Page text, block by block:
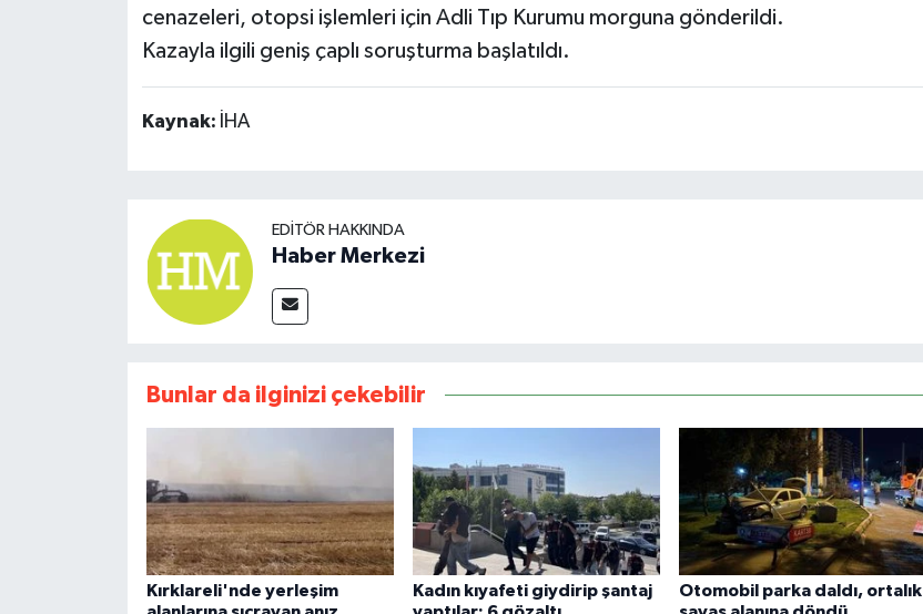
cenazeleri, otopsi işlemleri için Adli Tıp Kurumu morguna gönderildi.
Kazayla ilgili geniş çaplı soruşturma başlatıldı.
Kaynak: İHA
EDITÖR HAKKINDA
Haber Merkezi
Bunlar da ilginizi çekebilir
Kırklareli'nde yerleşim
Kadın kıyafeti giydirip şantaj
Otomobil parka daldı, ortalık